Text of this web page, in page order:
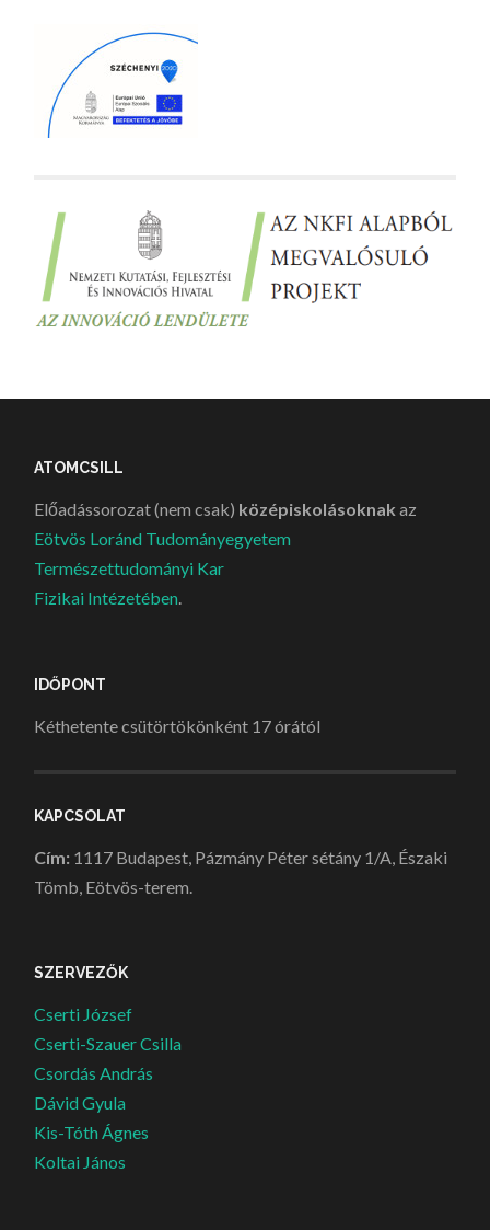
ATOMCSILL
Előadássorozat (nem csak) középiskolásoknak az
Eötvös Loránd Tudományegyetem
Természettudományi Kar
Fizikai Intézetében.
IDŐPONT
Kéthetente csütörtökönként 17 órától
KAPCSOLAT
Cím: 1117 Budapest, Pázmány Péter sétány 1/A, Északi
Tömb, Eötvös-terem.
SZERVEZŐK
Cserti József
Cserti-Szauer Csilla
Csordás András
Dávid Gyula
Kis-Tóth Ágnes
Koltai János